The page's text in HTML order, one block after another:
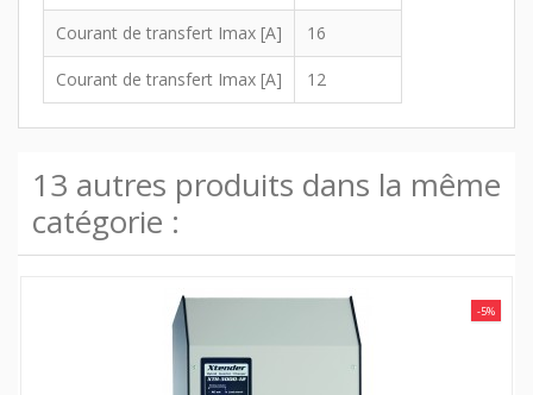
Courant de transfert Imax [A] 16
Courant de transfert Imax [A] 12
13 autres produits dans la même
catégorie :
-5%